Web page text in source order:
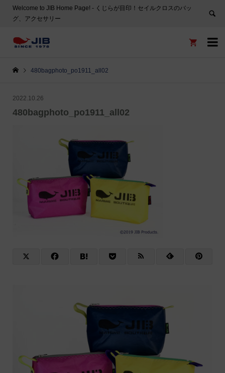
Welcome to JIB Home Page! ‐ くじらが目印！セイルクロスのバッ
グ、アクセサリー


480bagphoto_po1911_all02
2022.10.26
480bagphoto_po1911_all02